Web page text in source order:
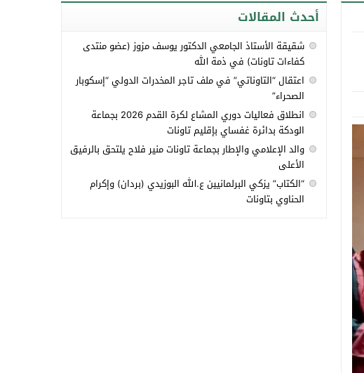
أحدث المقالات
شقيقة الأستاذ الجامعي الدكتور يوسف مزوز (عضو منتدى
كفاءات تاونات) في ذمة الله
اعتقال “التاوناتي” في ملف تاجر المخدرات الدولي “إسكوبار
الصحراء”
انطلاق فعاليات دوري المشاع لكرة القدم 2026 بجماعة
الودكة بدائرة غفساي بإقليم تاونات
والد الإعلامي والإطار بجماعة تاونات منير فلاح يلتحق بالرفيق
الأعلى
“الكتاب” يزكي البرلمانيين ع.الله البوزيدي (بردان) وإكرام
الحناوي بتاونات